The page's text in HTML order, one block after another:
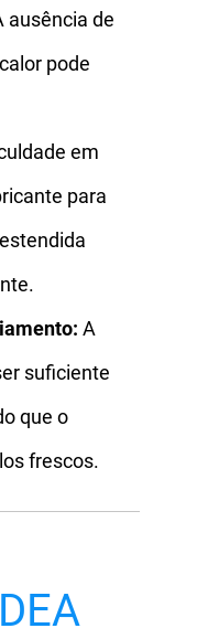
ausência de
pode
em
para
A
suficiente
que o
frescos.